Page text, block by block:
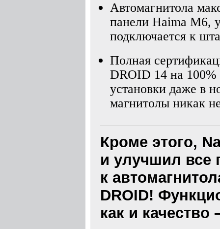
Автомагнитола
панели Haima M6,
подключается к
Полная
DROID 14 на 100%
установки даже в
магнитолы никак
Кроме этого,
и улучшил все
к
DROID!
как и качество